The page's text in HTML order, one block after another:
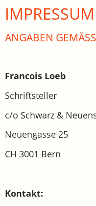
EVENTS
AKTUELLES
IMPRESSUM
ANGABEN
Francois Loeb
Schriftsteller
c/o Schwarz &
Neuengasse 25
CH 3001 Bern
Kontakt: